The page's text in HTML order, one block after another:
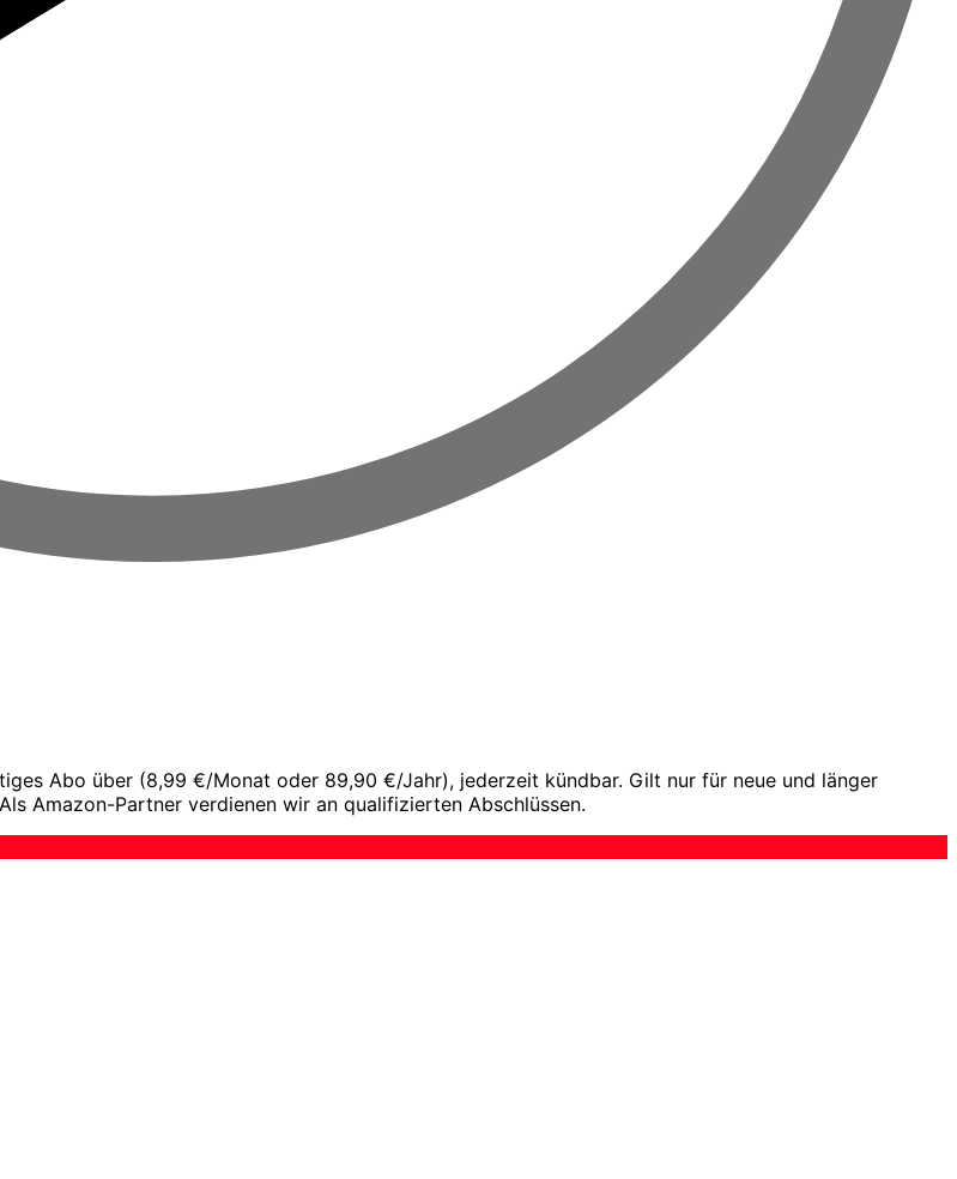
Abo über (8,99 €/Monat oder 89,90 €/Jahr), jederzeit kündbar. Gilt nur für neue und länger
Amazon-Partner verdienen wir an qualifizierten Abschlüssen.